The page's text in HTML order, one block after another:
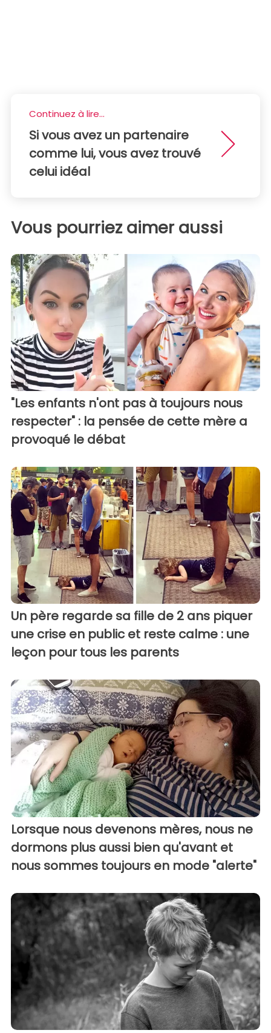
Continuez à lire...
Si vous avez un partenaire
comme lui, vous avez trouvé
celui idéal
Vous pourriez aimer aussi
"Les enfants n'ont pas à toujours nous
respecter" : la pensée de cette mère a
provoqué le débat
Un père regarde sa fille de 2 ans piquer
une crise en public et reste calme : une
leçon pour tous les parents
Lorsque nous devenons mères, nous ne
dormons plus aussi bien qu'avant et
nous sommes toujours en mode "alerte"